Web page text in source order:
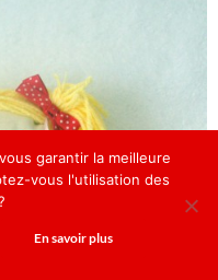
garantir la meilleure
vous l'utilisation des
En savoir plus